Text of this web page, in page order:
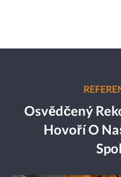
Osvědčený
Hovoří O